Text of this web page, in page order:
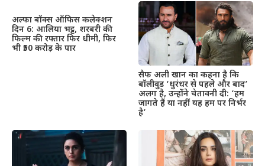
अल्फा बॉक्स ऑफिस कलेक्शन
दिन 6: आलिया भट्ट, शरबरी की
फिल्म की रफ्तार फिर धीमी, फिर
भी ₹50 करोड़ के पार
सैफ अली खान का कहना है कि
बॉलीवुड ‘धुरंधर से पहले और बाद’
अलग है, उन्होंने चेतावनी दी: ‘हम
जागते हैं या नहीं यह हम पर निर्भर
है’